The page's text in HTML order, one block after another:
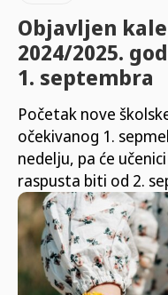
Objavljen
2024/2025.
1. septembra
Početak nove
očekivanog 1.
nedelju, pa će
raspusta biti od 2.